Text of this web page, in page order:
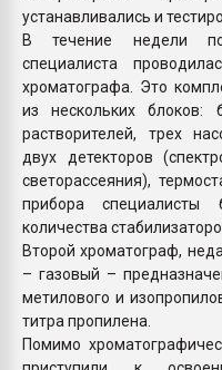
устанавливались и
В течение недели
специалиста
хроматографа. Это
из нескольких блоков:
растворителей, трех
двух детекторов
светорассеяния),
прибора специалисты
количества
Второй хроматограф,
– газовый –
метилового и
титра пропилена.
Помимо